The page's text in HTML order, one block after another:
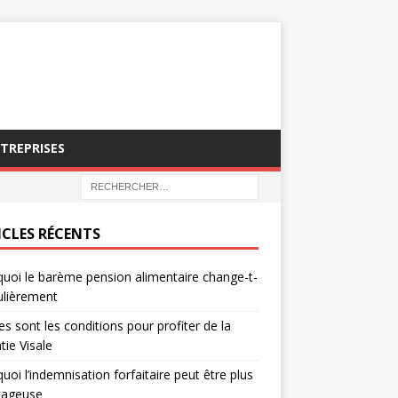
RÉCENTS
le barème pension alimentaire change-t-
sont les conditions pour profiter de la
Visale
l’indemnisation forfaitaire peut être plus